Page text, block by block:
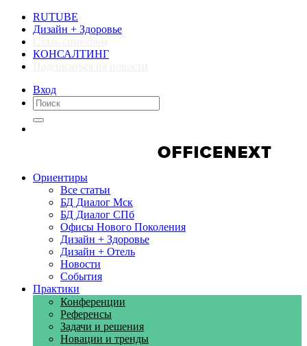
RUTUBE
Дизайн + Здоровье
КОНСАЛТИНГ
Вход
Ориентиры
Все статьи
БД Диалог Мск
БД Диалог СПб
Офисы Нового Поколения
Дизайн + Здоровье
Дизайн + Отель
Новости
События
Практики
Конференции
Референсы
Задачи и решения
Новации и тренды